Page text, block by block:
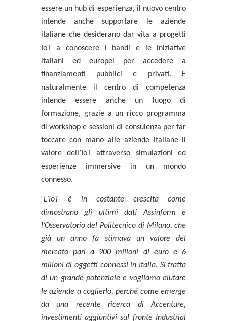
essere un hub di esperienza, il nuovo centro
intende anche supportare le aziende
italiane che desiderano dar vita a progetti
IoT a conoscere i bandi e le iniziative
italiani ed europei per accedere a
finanziamenti pubblici e privati. E
naturalmente il centro di competenza
intende essere anche un luogo di
formazione, grazie a un ricco programma
diworkshop e sessioni di consulenza per far
toccare con mano alle aziende italiane il
valore dell’IoT attraverso simulazioni ed
esperienze immersive in un mondo
connesso.
“L’IoT è in costante crescita come
dimostrano gli ultimi dati Assinform e
l’Osservatorio del Politecnico di Milano, che
già un anno fa stimava un valore del
mercato pari a 900 milioni di euro e 6
milioni di oggetti connessi in Italia. Si tratta
di un grande potenziale e vogliamo aiutare
le aziende a coglierlo, perché come emerge
da una recente ricerca di Accenture,
investimenti aggiuntivi sul fronte Industrial